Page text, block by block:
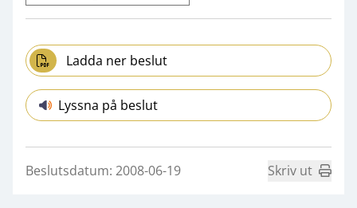
Ladda ner beslut
Lyssna på beslut
Beslutsdatum: 2008-06-19 Skriv ut